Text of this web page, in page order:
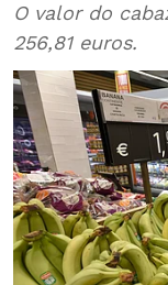
O valor do
256,81 euros.